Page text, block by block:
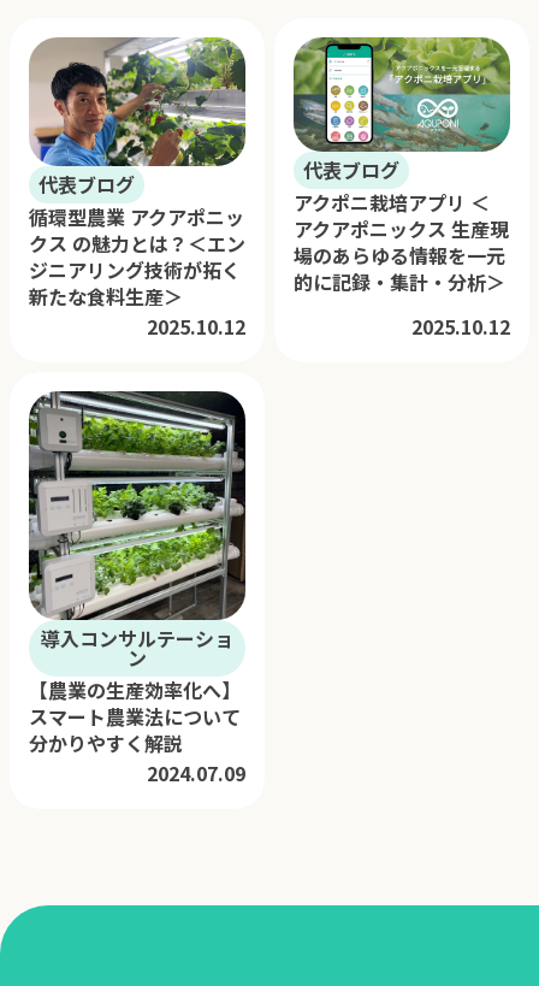
代表ブログ
循環型農業 アクアポニッ
クス の魅力とは？＜エン
ジニアリング技術が拓く
新たな食料生産＞
2025.10.12
代表ブログ
アクポニ栽培アプリ ＜
アクアポニックス 生産現
場のあらゆる情報を一元
的に記録・集計・分析＞
2025.10.12
導入コンサルテーショ
ン
【農業の生産効率化へ】
スマート農業法について
分かりやすく解説
2024.07.09